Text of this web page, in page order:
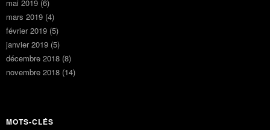
mai 2019 (6)
mars 2019 (4)
février 2019 (5)
janvier 2019 (5)
décembre 2018 (8)
novembre 2018 (14)
MOTS-CLÉS